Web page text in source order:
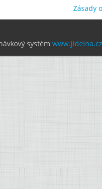
Zásady
systém www.jidelna.cz